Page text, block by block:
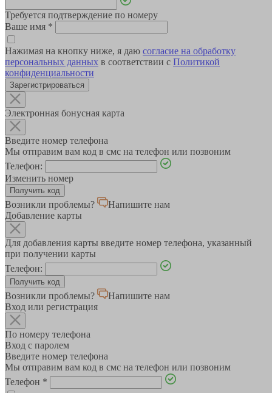
Требуется подтверждение по номеру
Ваше имя *
Нажимая на кнопку ниже, я даю согласие на обработку
персональных данных в соответствии с Политикой
конфиденциальности
Зарегистрироваться
Электронная бонусная карта
Введите номер телефона
Мы отправим вам код в смс на телефон или позвоним
Телефон:
Изменить номер
Возникли проблемы?
Напишите нам
Добавление карты
Для добавления карты введите номер телефона, указанный
при получении карты
Телефон:
Возникли проблемы?
Напишите нам
Вход или регистрация
По номеру телефона
Вход с паролем
Введите номер телефона
Мы отправим вам код в смс на телефон или позвоним
Телефон *